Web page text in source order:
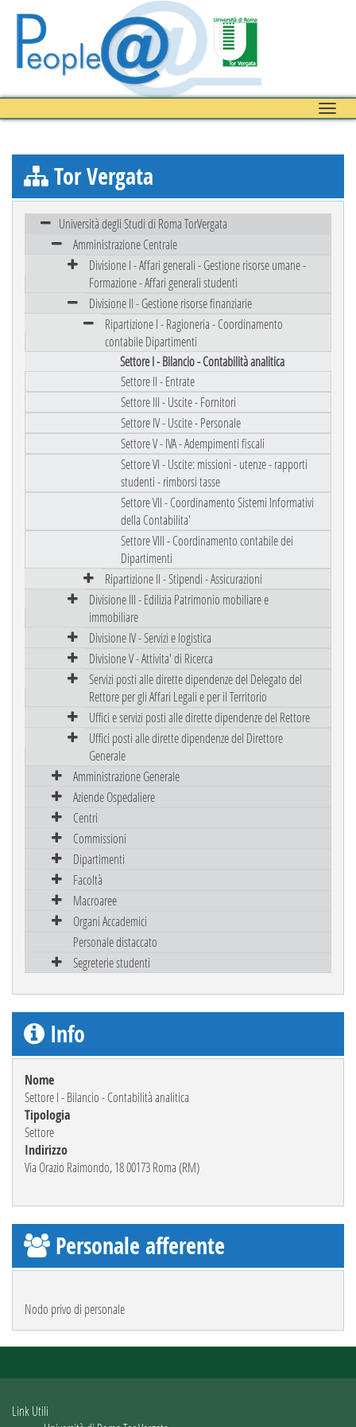
Toggle
Tor Vergata
Università degli Studi di Roma TorVergata
Amministrazione Centrale
Divisione I - Affari generali - Gestione risorse umane -
Formazione - Affari generali studenti
Divisione II - Gestione risorse finanziarie
Ripartizione I - Ragioneria - Coordinamento
contabile Dipartimenti
Settore I - Bilancio - Contabilità analitica
Settore II - Entrate
Settore III - Uscite - Fornitori
Settore IV - Uscite - Personale
Settore V - IVA - Adempimenti fiscali
Settore VI - Uscite: missioni - utenze - rapporti
studenti - rimborsi tasse
Settore VII - Coordinamento Sistemi Informativi
della Contabilita'
Settore VIII - Coordinamento contabile dei
Dipartimenti
Ripartizione II - Stipendi - Assicurazioni
Divisione III - Edilizia Patrimonio mobiliare e
immobiliare
Divisione IV - Servizi e logistica
Divisione V - Attivita' di Ricerca
Servizi posti alle dirette dipendenze del Delegato del
Rettore per gli Affari Legali e per il Territorio
Uffici e servizi posti alle dirette dipendenze del Rettore
Uffici posti alle dirette dipendenze del Direttore
Generale
Amministrazione Generale
Aziende Ospedaliere
Centri
Commissioni
Dipartimenti
Facoltà
Macroaree
Organi Accademici
Personale distaccato
Segreterie studenti
Info
Nome
Settore I - Bilancio - Contabilità analitica
Tipologia
Settore
Indirizzo
Via Orazio Raimondo, 18 00173 Roma (RM)
Personale afferente
Nodo privo di personale
Link Utili